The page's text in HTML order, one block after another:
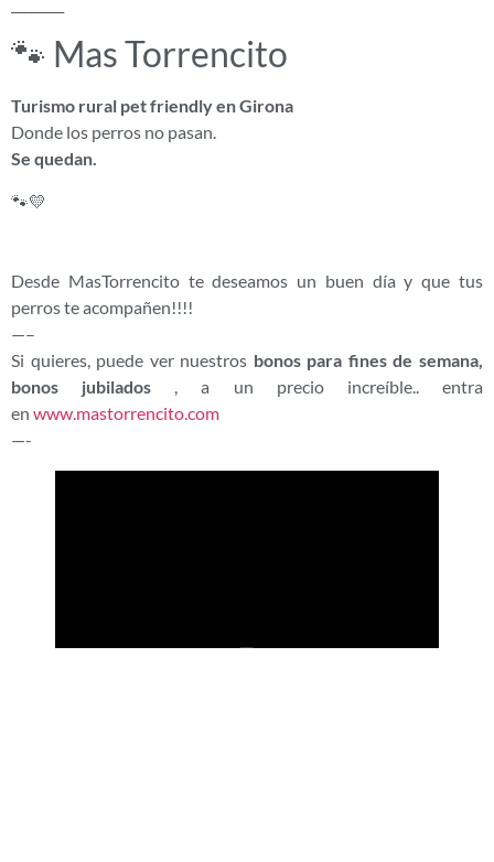
🐾 Mas Torrencito
Turismo rural pet friendly en Girona
Donde los perros no pasan.
Se quedan.
🐾💛
Desde MasTorrencito te deseamos un buen día y que tus
perros te acompañen!!!!
—–
Si quieres, puede ver nuestros bonos para fines de semana,
bonos jubilados , a un precio increíble.. entra
en www.mastorrencito.com
—-